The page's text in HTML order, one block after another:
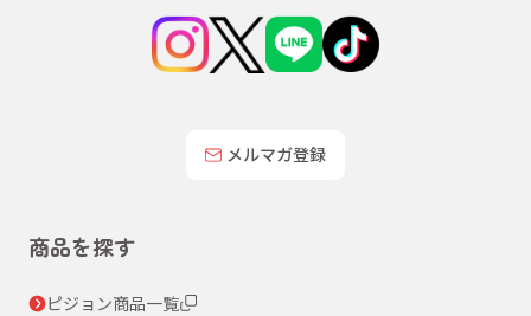
メルマガ登録
商品を探す
ピジョン商品一覧